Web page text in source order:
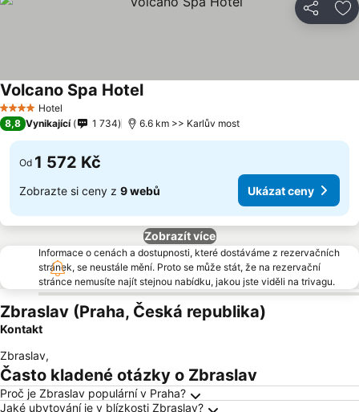
Sdílet
4 Počet hvězdiček
Hotel
Volcano Spa Hotel
8,8 Vynikající 1 734 6.6 km >> Karlův most
Od 1 572 Kč
Zobrazte si ceny z 9 webů Ukázat ceny
Zobrazít více
Informace o cenách a dostupnosti, které dostáváme z rezervačních
stránek, se neustále mění. Proto se může stát, že na rezervační
stránce nemusíte najít stejnou nabídku, jakou jste viděli na trivagu.
Zbraslav (Praha, Česká republika)
Kontakt
Zbraslav,
Často kladené otázky o Zbraslav
Proč je Zbraslav populární v Praha?
Jaké ubytování je v blízkosti Zbraslav?